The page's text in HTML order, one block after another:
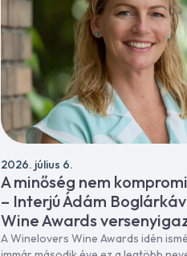
2026. július 6.
A minőség nem
– Interjú Ádám
Wine Awards
A Winelovers Wine Awards idén